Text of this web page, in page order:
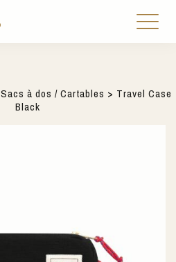
Sacs à dos / Cartables > Travel Case
Black